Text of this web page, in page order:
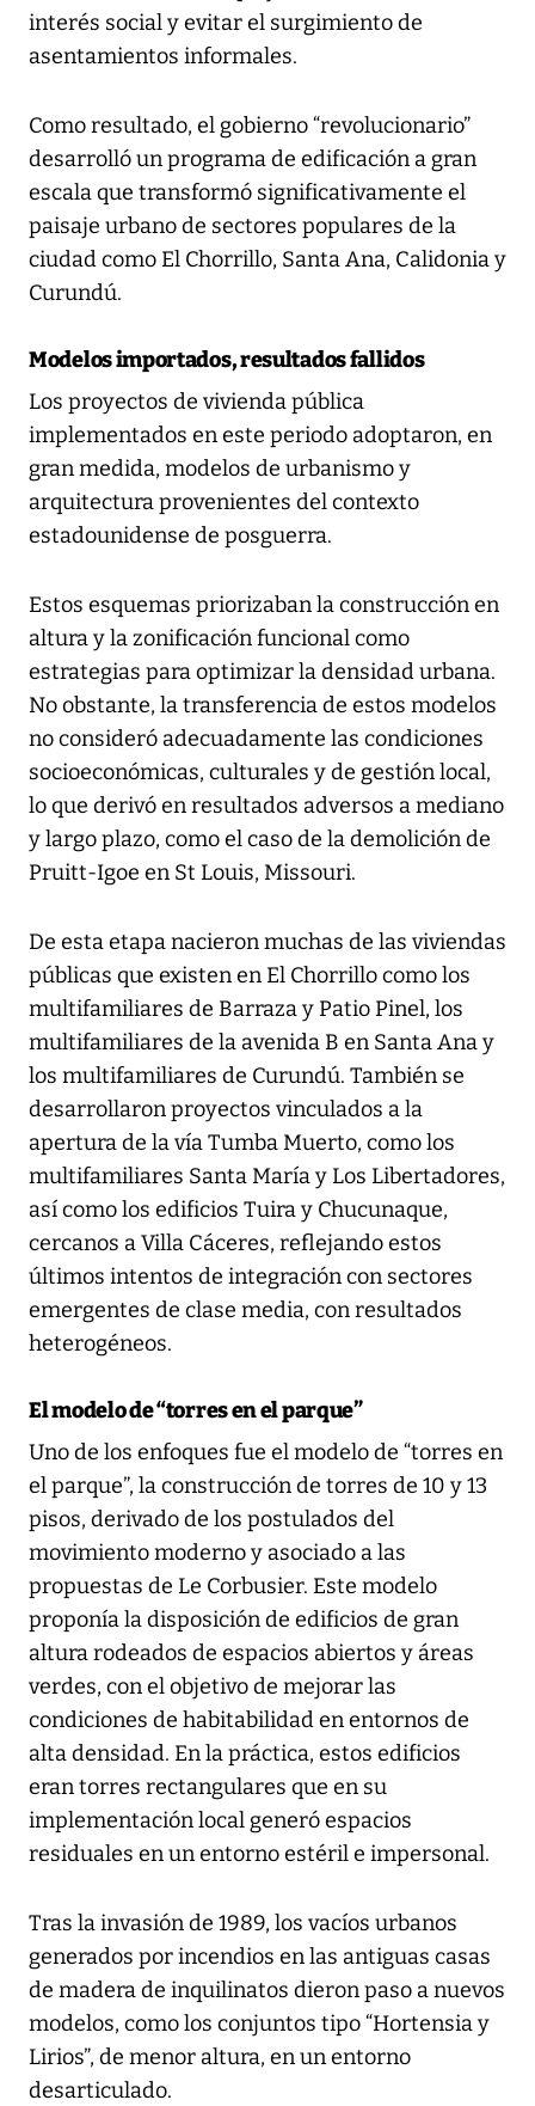
interés social y evitar el surgimiento de
asentamientos informales.
Como resultado, el gobierno “revolucionario”
desarrolló un programa de edificación a gran
escala que transformó significativamente el
paisaje urbano de sectores populares de la
ciudad como El Chorrillo, Santa Ana, Calidonia y
Curundú.
Modelos importados, resultados fallidos
Los proyectos de vivienda pública
implementados en este periodo adoptaron, en
gran medida, modelos de urbanismo y
arquitectura provenientes del contexto
estadounidense de posguerra.
Estos esquemas priorizaban la construcción en
altura y la zonificación funcional como
estrategias para optimizar la densidad urbana.
No obstante, la transferencia de estos modelos
no consideró adecuadamente las condiciones
socioeconómicas, culturales y de gestión local,
lo que derivó en resultados adversos a mediano
y largo plazo, como el caso de la demolición de
Pruitt-Igoe en St Louis, Missouri.
De esta etapa nacieron muchas de las viviendas
públicas que existen en El Chorrillo como los
multifamiliares de Barraza y Patio Pinel, los
multifamiliares de la avenida B en Santa Ana y
los multifamiliares de Curundú. También se
desarrollaron proyectos vinculados a la
apertura de la vía Tumba Muerto, como los
multifamiliares Santa María y Los Libertadores,
así como los edificios Tuira y Chucunaque,
cercanos a Villa Cáceres, reflejando estos
últimos intentos de integración con sectores
emergentes de clase media, con resultados
heterogéneos.
El modelo de “torres en el parque”
Uno de los enfoques fue el modelo de “torres en
el parque”, la construcción de torres de 10 y 13
pisos, derivado de los postulados del
movimiento moderno y asociado a las
propuestas de Le Corbusier. Este modelo
proponía la disposición de edificios de gran
altura rodeados de espacios abiertos y áreas
verdes, con el objetivo de mejorar las
condiciones de habitabilidad en entornos de
alta densidad. En la práctica, estos edificios
eran torres rectangulares que en su
implementación local generó espacios
residuales en un entorno estéril e impersonal.
Tras la invasión de 1989, los vacíos urbanos
generados por incendios en las antiguas casas
de madera de inquilinatos dieron paso a nuevos
modelos, como los conjuntos tipo “Hortensia y
Lirios”, de menor altura, en un entorno
desarticulado.